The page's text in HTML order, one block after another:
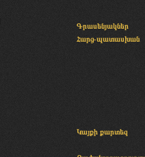
Գրասենյակներ
Հարց-պատասխան
Կայքի քարտեզ